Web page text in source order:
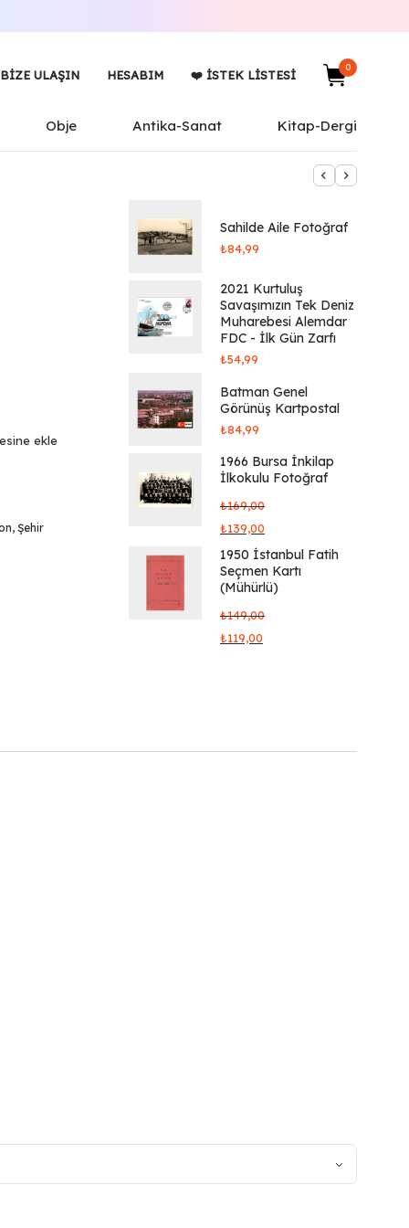
BIZE ULAŞIN HESABIM ❤️ İSTEK LISTESI
0
Obje Antika-Sanat Kitap-Dergi
ekle
, Şehir
Sahilde Aile Fotoğraf
₺84,99
2021 Kurtuluş
Savaşımızın Tek Deniz
Muharebesi Alemdar
FDC - İlk Gün Zarfı
₺54,99
Batman Genel
Görünüş Kartpostal
₺84,99
1966 Bursa İnkilap
İlkokulu Fotoğraf
₺169,00
₺139,00
1950 İstanbul Fatih
Seçmen Kartı
(Mühürlü)
₺149,00
₺119,00